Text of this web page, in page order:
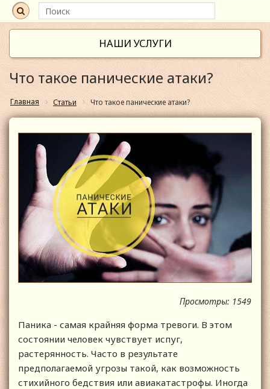
НАШИ УСЛУГИ
Что такое панические атаки?
Главная Статьи Что такое панические атаки?
Просмотры: 1549
Паника - самая крайняя форма тревоги. В этом
состоянии человек чувствует испуг,
растерянность. Часто в результате
предполагаемой угрозы такой, как возможность
стихийного бедствия или авиакатастрофы. Иногда